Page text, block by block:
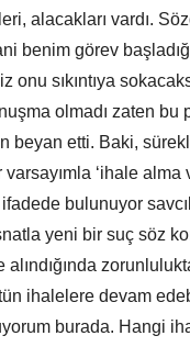
alacakları vardı.
benim görev
onu sıkıntıya
olmadı zaten bu
beyan etti. Baki,
‘ihale alma
bulunuyor
yeni bir suç söz
alındığında
ihalelere devam
burada. Hangi